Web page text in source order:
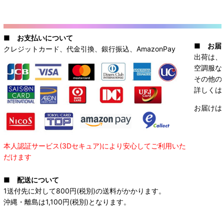
■
お支払いについて
クレジットカード、代金引換、銀行振込、AmazonPay
本人認証サービス(3Dセキュア)により安心してご利用いた
だけます
■
お届
出荷は、
空調服
その他
詳しくは
お届け
■ 配送について
1送付先に対して800円(税別)の送料がかかります。
沖縄・離島は1,100円(税別)となります。